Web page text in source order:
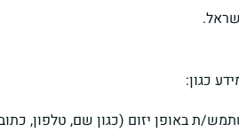
כגון:
ת באופן יזום (כגון שם, טלפון,